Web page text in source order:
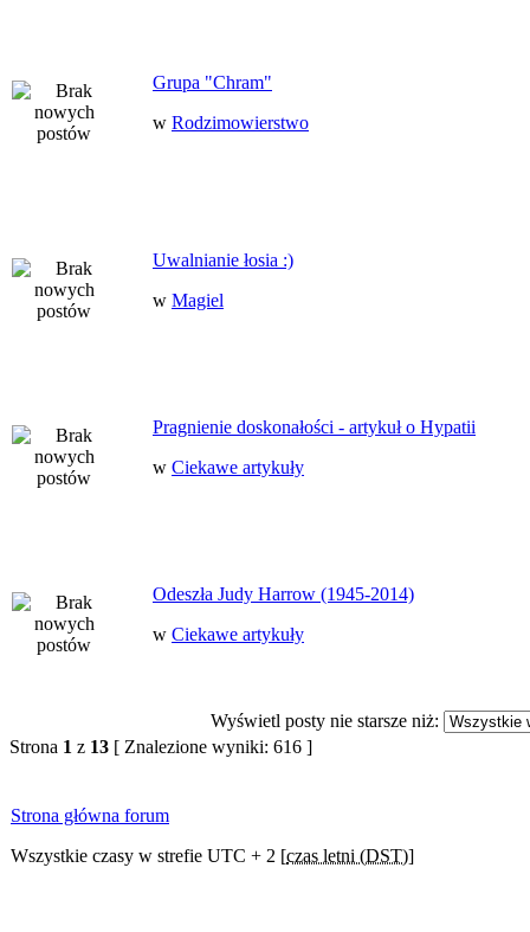
Grupa "Chram"
w Rodzimowierstwo
Uwalnianie łosia :)
w Magiel
Pragnienie doskonałości - artykuł o Hypatii
w Ciekawe artykuły
Odeszła Judy Harrow (1945-2014)
w Ciekawe artykuły
Wyświetl posty nie starsze niż:
Strona 1 z 13 [ Znalezione wyniki: 616 ]
Strona główna forum
Wszystkie czasy w strefie UTC + 2 [czas letni (DST)]